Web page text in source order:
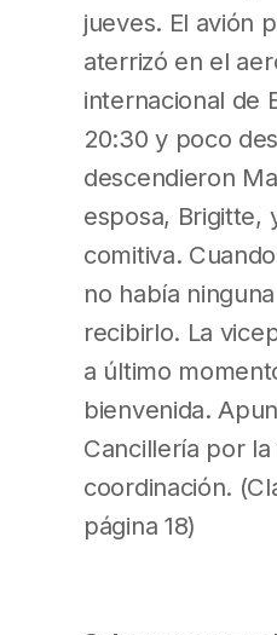
jueves. El avión
aterrizó en el
internacional de
20:30 y poco
descendieron
esposa, Brigitte,
comitiva.
no había
recibirlo. La
a último
bienvenida.
Cancillería por
coordinación.
página 18)